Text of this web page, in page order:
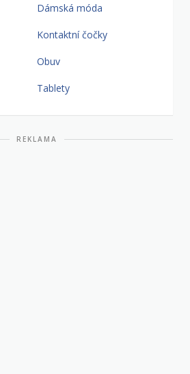
Dámská móda
Kontaktní čočky
Obuv
Tablety
REKLAMA